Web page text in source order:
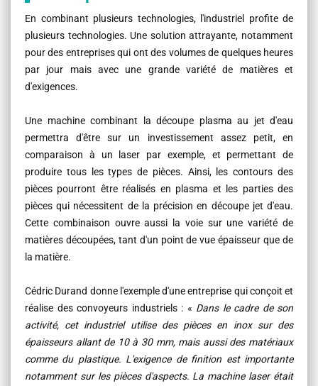
En combinant plusieurs technologies, l'industriel profite de
plusieurs technologies. Une solution attrayante, notamment
pour des entreprises qui ont des volumes de quelques heures
par jour mais avec une grande variété de matières et
d'exigences.
Une machine combinant la découpe plasma au jet d'eau
permettra d'être sur un investissement assez petit, en
comparaison à un laser par exemple, et permettant de
produire tous les types de pièces. Ainsi, les contours des
pièces pourront être réalisés en plasma et les parties des
pièces qui nécessitent de la précision en découpe jet d'eau.
Cette combinaison ouvre aussi la voie sur une variété de
matières découpées, tant d'un point de vue épaisseur que de
la matière.
Cédric Durand donne l'exemple d'une entreprise qui conçoit et
réalise des convoyeurs industriels : « Dans le cadre de son
activité, cet industriel utilise des pièces en inox sur des
épaisseurs allant de 10 à 30 mm, mais aussi des matériaux
comme du plastique. L'exigence de finition est importante
notamment sur les pièces d'aspects. La machine laser était